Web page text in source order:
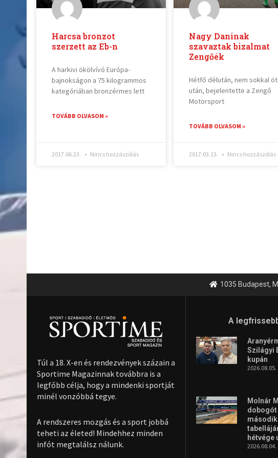
Harcsa bronzot
szerzett az Eb-n
A harkivi ökölvívó Európa-
bajnokságon a 75 kilogrammos
kategóriában bronzérmes lett
TOVÁBB OLVASOM »
2017.06.23. Nincs hozzászólás
Nagy Daninak
szavaztak bizalmat
Zengőék
Hétfő délután, nem sokkal öt
után, bejelentette a Zengő
Motorsport
TOVÁBB OLVASOM »
2017.03.13. Nincs hozzászólás
1035 Budapest,
Túl a 18. X-en és rendezvények százain a
Sportime Magazinnak továbbra is a
legfőbb célja, hogy a mindenki sportját
minél vonzóbbá tegye.
A rendszeres mozgás és a sport jobbá
teheti az életed! Mindehhez minden
infót megtalálsz nálunk.
A
Szilágyi
kupán
2026.08.05.
Molnár
hétvége
2026.08.04.